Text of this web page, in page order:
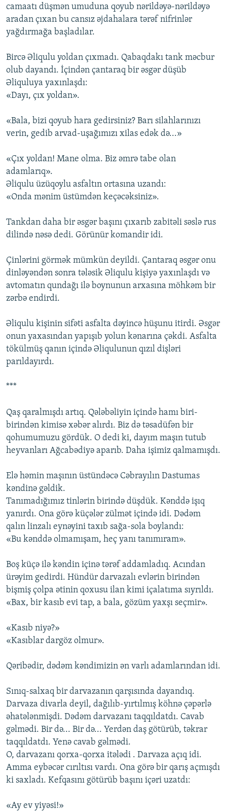
camaatı düşmən umuduna qoyub nərildəyə-nərildəyə
aradan çıxan bu cansız əjdahalara tərəf nifrinlər
yağdırmağa başladılar.
Bircə Əliqulu yoldan çıxmadı. Qabaqdakı tank məcbur
olub dayandı. İçindən çantaraq bir əsgər düşüb
Əliquluya yaxınlaşdı:
«Dayı, çıx yoldan».
«Bala, bizi qoyub hara gedirsiniz? Barı silahlarınızı
verin, gedib arvad-uşağımızı xilas edək də...»
«Çıx yoldan! Mane olma. Biz əmrə tabe olan
adamlarıq».
Əliqulu üzüqoylu asfaltın ortasına uzandı:
«Onda mənim üstümdən keçəcəksiniz».
Tankdan daha bir əsgər başını çıxarıb zabitəli səslə rus
dilində nəsə dedi. Görünür komandir idi.
Çinlərini görmək mümkün deyildi. Çantaraq əsgər onu
dinləyəndən sonra tələsik Əliqulu kişiyə yaxınlaşdı və
avtomatın qundağı ilə boynunun arxasına möhkəm bir
zərbə endirdi.
Əliqulu kişinin sifəti asfalta dəyincə hüşunu itirdi. Əsgər
onun yaxasından yapışıb yolun kənarına çəkdi. Asfalta
tökülmüş qanın içində Əliqulunun qızıl dişləri
parıldayırdı.
***
Qaş qaralmışdı artıq. Qələbəliyin içində hamı biri-
birindən kimisə xəbər alırdı. Biz də təsadüfən bir
qohumumuzu gördük. O dedi ki, dayım maşın tutub
heyvanları Ağcabədiyə aparıb. Daha işimiz qalmamışdı.
Elə həmin maşının üstündəcə Cəbrayılın Dastumas
kəndinə gəldik.
Tanımadığımız tinlərin birində düşdük. Kənddə işıq
yanırdı. Ona görə küçələr zülmət içində idi. Dədəm
qalın linzalı eynəyini taxıb sağa-sola boylandı:
«Bu kənddə olmamışam, heç yanı tanımıram».
Boş küçə ilə kəndin içinə tərəf addamladıq. Acından
ürəyim gedirdi. Hündür darvazalı evlərin birindən
bişmiş çolpa ətinin qoxusu ilan kimi içalatıma sıyrıldı.
«Bax, bir kasıb evi tap, a bala, gözüm yaxşı seçmir».
«Kasıb niyə?»
«Kasıblar dargöz olmur».
Qəribədir, dədəm kəndimizin ən varlı adamlarından idi.
Sınıq-salxaq bir darvazanın qarşısında dayandıq.
Darvaza divarla deyil, dağılıb-yırtılmış köhnə çəpərlə
əhatələnmişdi. Dədəm darvazanı taqqıldatdı. Cavab
gəlmədi. Bir də... Bir də... Yerdən daş götürüb, təkrar
taqqıldatdı. Yenə cavab gəlmədi.
O, darvazanı qorxa-qorxa itələdi . Darvaza açıq idi.
Amma eybəcər cırıltısı vardı. Ona görə bir qarış açmışdı
ki saxladı. Kefqasını götürüb başını içəri uzatdı:
«Ay ev yiyəsi!»